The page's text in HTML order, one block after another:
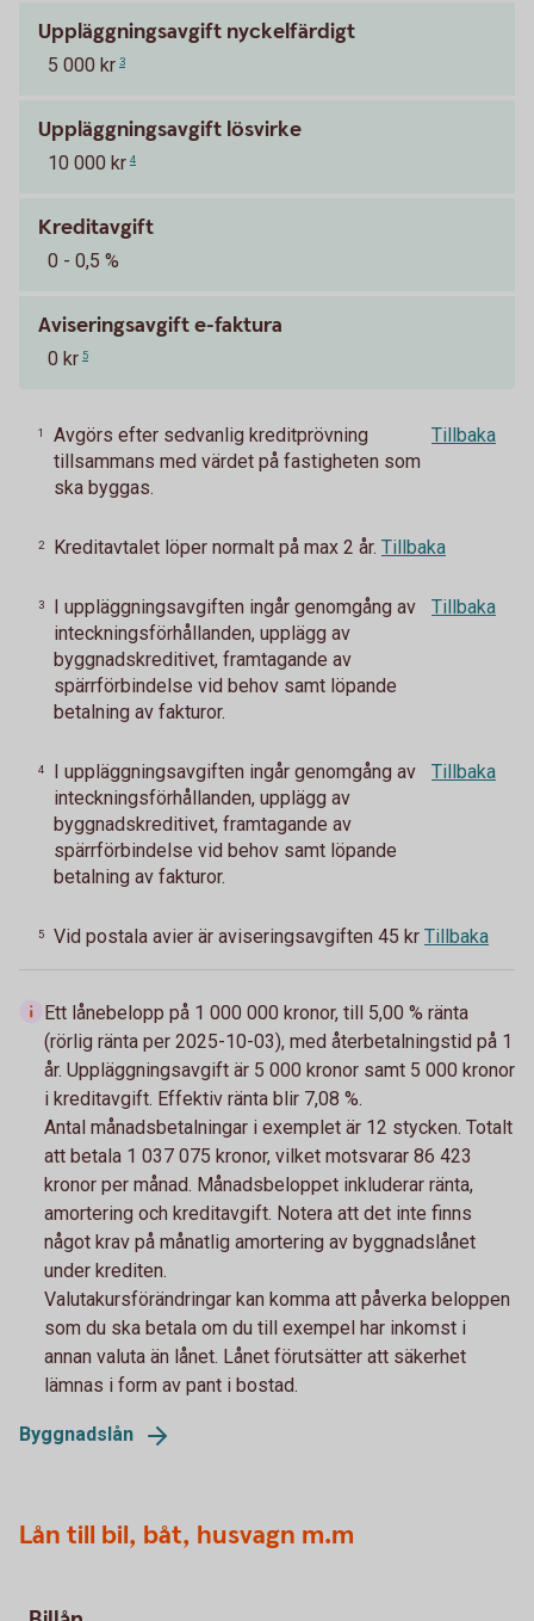
Uppläggningsavgift nyckelfärdigt
5 000 kr 3
Uppläggningsavgift lösvirke
10 000 kr 4
Kreditavgift
0 - 0,5 %
Aviseringsavgift e-faktura
0 kr 5
1
Avgörs efter sedvanlig kreditprövning
tillsammans med värdet på fastigheten som
ska byggas.
Tillbaka
2 Kreditavtalet löper normalt på max 2 år. Tillbaka
3
I uppläggningsavgiften ingår genomgång av
inteckningsförhållanden, upplägg av
byggnadskreditivet, framtagande av
spärrförbindelse vid behov samt löpande
betalning av fakturor.
Tillbaka
4
I uppläggningsavgiften ingår genomgång av
inteckningsförhållanden, upplägg av
byggnadskreditivet, framtagande av
spärrförbindelse vid behov samt löpande
betalning av fakturor.
Tillbaka
5 Vid postala avier är aviseringsavgiften 45 kr Tillbaka
Ett lånebelopp på 1 000 000 kronor, till 5,00 % ränta
(rörlig ränta per 2025-10-03), med återbetalningstid på 1
år. Uppläggningsavgift är 5 000 kronor samt 5 000 kronor
i kreditavgift. Effektiv ränta blir 7,08 %.
Antal månadsbetalningar i exemplet är 12 stycken. Totalt
att betala 1 037 075 kronor, vilket motsvarar 86 423
kronor per månad. Månadsbeloppet inkluderar ränta,
amortering och kreditavgift. Notera att det inte finns
något krav på månatlig amortering av byggnadslånet
under krediten.
Valutakursförändringar kan komma att påverka beloppen
som du ska betala om du till exempel har inkomst i
annan valuta än lånet. Lånet förutsätter att säkerhet
lämnas i form av pant i bostad.
Byggnadslån
Lån till bil, båt, husvagn m.m